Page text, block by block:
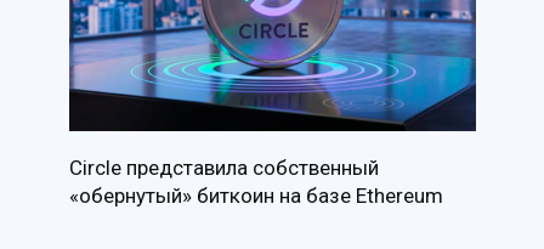
Circle представила собственный
«обернутый» биткоин на базе Ethereum